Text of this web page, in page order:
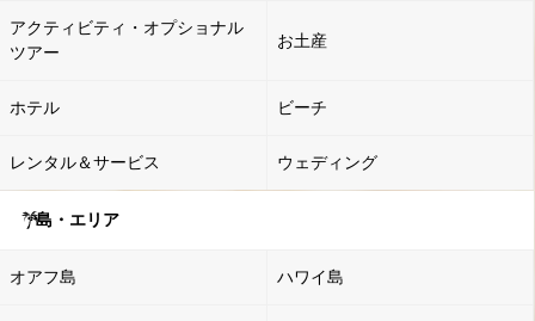
アクティビティ・オプショナル
ツアー
お土産
ホテル ビーチ
レンタル＆サービス ウェディング
島・エリア
オアフ島 ハワイ島